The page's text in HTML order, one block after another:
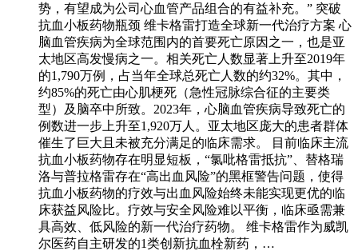
势，有望成为公司心血管产品组合的有益补充。” 突破
抗血小板药物瓶颈 维卡格雷打造全球新一代治疗方案 心
脑血管疾病为全球范围内的首要死亡原因之一，也是亚
太地区高发慢病之一。相关死亡人数显著上升至2019年
的1,790万例，占当年全球总死亡人数的约32%。其中，
约85%的死亡由心肌梗死（急性冠脉综合征的主要类
型）及脑卒中所致。2023年，心脑血管疾病导致死亡的
例数进一步上升至1,920万人。亚太地区庞大的患者群体
催生了巨大且未被充分满足的临床需求。 目前临床主流
抗血小板药物存在明显短板，“氯吡格雷抵抗”、替格瑞
洛与普拉格雷存在“高出血风险”的黑框警告问题，使得
抗血小板药物的疗效与出血风险始终未能实现更优的临
床获益风险比。疗效与安全风险难以平衡，临床亟需兼
具高效、低风险的新一代治疗药物。 维卡格雷作为威凯
尔医药自主研发的1类创新抗血栓新药，…